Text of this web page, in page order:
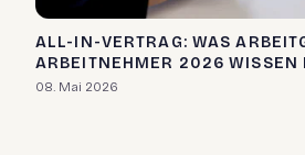
ALL-IN-VERTRAG: WAS
ARBEITNEHMER 2026 WISSEN
08. Mai 2026